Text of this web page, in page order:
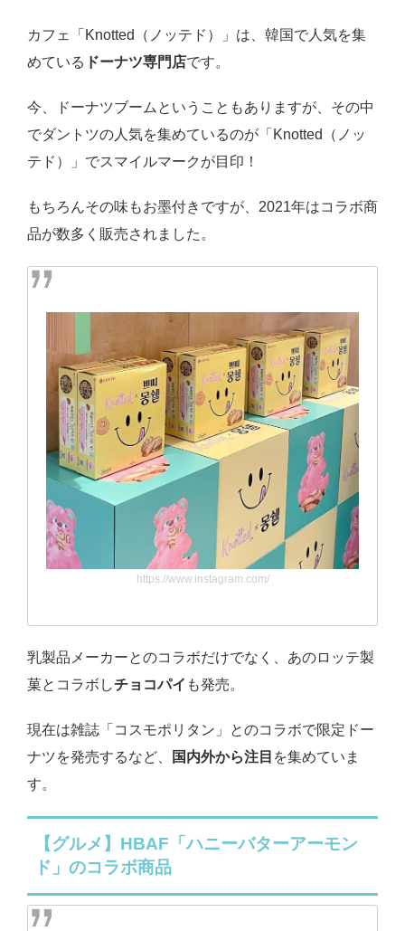
カフェ「Knotted（ノッテド）」は、韓国で人気を集
めている ドーナツ専門店です。
今、ドーナツブームということもありますが、その中
でダントツの人気を集めているのが「Knotted（ノッ
テド）」でスマイルマークが目印！
もちろんその味もお墨付きですが、2021年はコラボ商
品が数多く販売されました。
https://www.instagram.com/
乳製品メーカーとのコラボだけでなく、あのロッテ製
菓とコラボしチョコパイ も発売。
現在は雑誌「コスモポリタン」とのコラボで限定ドー
ナツを発売するなど、
国内外から注目 を集めていま
す。
【グルメ】HBAF「ハニーバターアーモン
ド」のコラボ商品